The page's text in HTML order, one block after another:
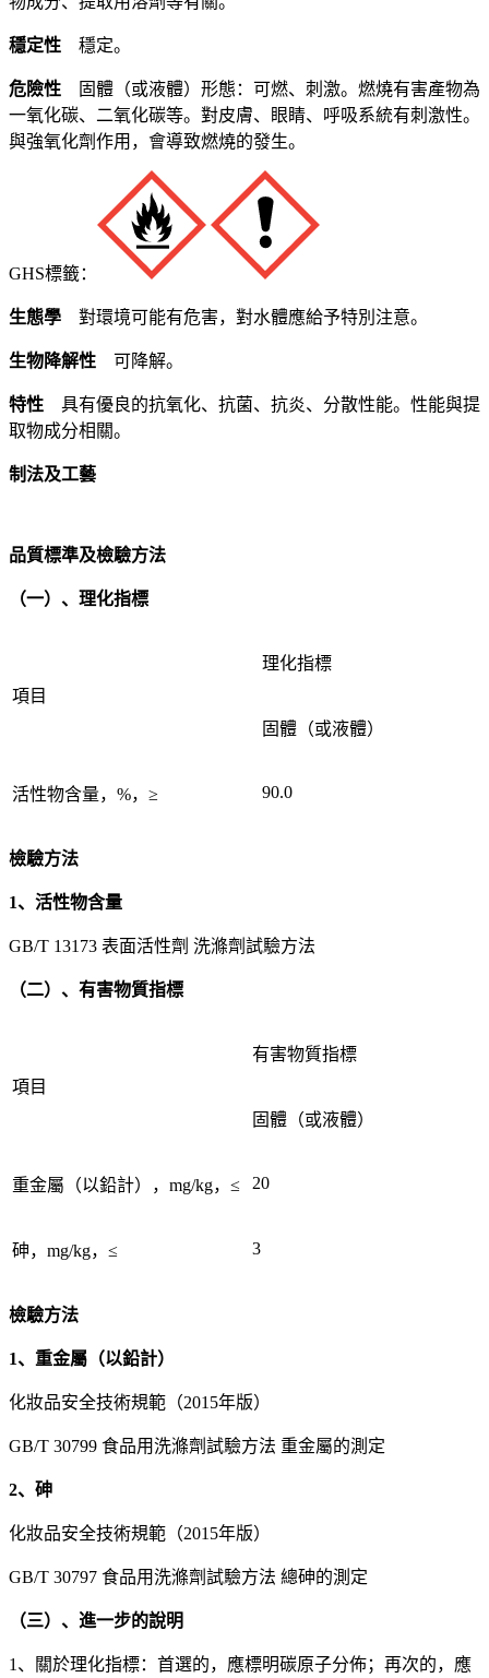
穩定性 穩定。
危險性
固體（或液體）形態：可燃、刺激。燃燒有害產物為
一氧化碳、二氧化碳等。對皮膚、眼睛、呼吸系統有刺激性。
與強氧化劑作用，會導致燃燒的發生。
GHS標籤：
生態學 對環境可能有危害，對水體應給予特別注意。
生物降解性 可降解。
特性 具有優良的抗氧化、抗菌、抗炎、分散性能。性能與提
取物成分相關。
制法及工藝
品質標準及檢驗方法
（一）、理化指標
項目
理化指標
固體（或液體）
活性物含量，%，≥ 90.0
檢驗方法
1、活性物含量
GB/T 13173 表面活性劑 洗滌劑試驗方法
（二）、有害物質指標
項目
有害物質指標
固體（或液體）
重金屬（以鉛計），mg/kg，≤ 20
砷，mg/kg，≤ 3
檢驗方法
1、重金屬（以鉛計）
化妝品安全技術規範（2015年版）
GB/T 30799 食品用洗滌劑試驗方法 重金屬的測定
2、砷
化妝品安全技術規範（2015年版）
GB/T 30797 食品用洗滌劑試驗方法 總砷的測定
（三）、進一步的說明
1、關於理化指標：首選的，應標明碳原子分佈；再次的，應